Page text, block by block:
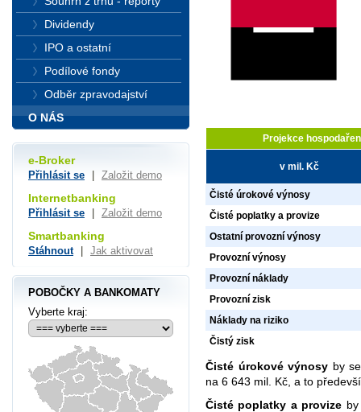
Projekce
v mil. Kč
Čisté úrokové výnosy
Čisté poplatky a provize
Ostatní provozní výnosy
Provozní výnosy
Provozní náklady
Provozní zisk
Náklady na riziko
Čistý zisk
Čisté úrokové výnosy by
na 6 643 mil. Kč, a to
Čisté poplatky a provize
Dividendy
IPO a ostatní
Podílové fondy
Odběr zpravodajství
O NÁS
e-Broker
Přihlásit se Založit demo
Internetbanking
Přihlásit se Založit demo
Smartbanking
Stáhnout Jak aktivovat
POBOČKY A BANKOMATY
Vyberte kraj: